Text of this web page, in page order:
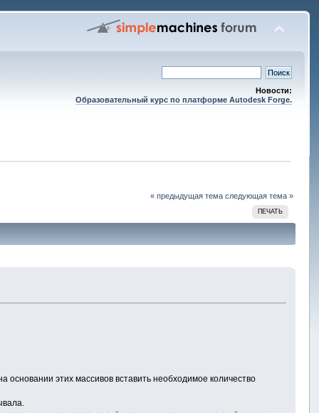
Новости:
Образовательный курс по платформе Autodesk Forge.
« предыдущая тема следующая тема »
ПЕЧАТЬ
этих массивов вставить необходимое количество